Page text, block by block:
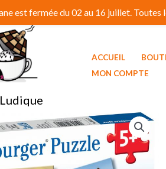
ACCUEIL
MON COMPTE
est fermée du 02 au 16 juillet.